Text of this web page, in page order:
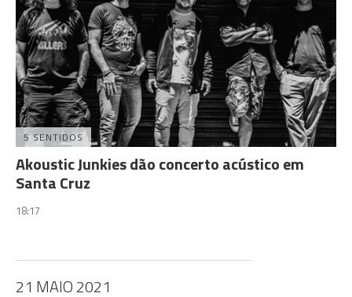
5 SENTIDOS
Akoustic Junkies dão concerto acústico em
Santa Cruz
18:17
21 MAIO 2021